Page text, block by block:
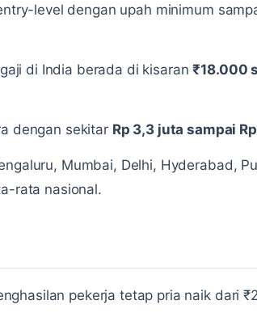
level dengan upah minimum
di India berada di kisaran₹18.000
dengan sekitar Rp 3,3 juta sampai
Mumbai, Delhi, Hyderabad,
rata nasional.
pekerja tetap pria naik dari